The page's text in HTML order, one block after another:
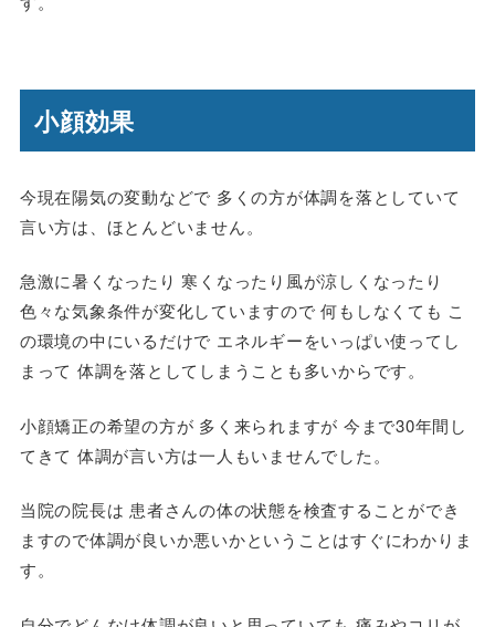
小顔効果
今現在陽気の変動などで 多くの方が体調を落としていて
言い方は、ほとんどいません。
急激に暑くなったり 寒くなったり風が涼しくなったり
色々な気象条件が変化していますので 何もしなくても こ
の環境の中にいるだけで エネルギーをいっぱい使ってし
まって 体調を落としてしまうことも多いからです。
小顔矯正の希望の方が 多く来られますが 今まで30年間し
てきて 体調が言い方は一人もいませんでした。
当院の院長は 患者さんの体の状態を検査することができ
ますので体調が良いか悪いかということはすぐにわかりま
す。